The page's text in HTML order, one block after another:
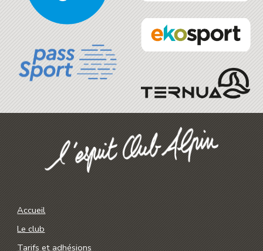
Accueil
Le club
Tarifs et adhésions